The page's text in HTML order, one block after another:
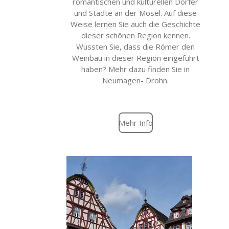
und Städte an der Mosel. Auf diese
Weise lernen Sie auch die Geschichte
dieser schönen Region kennen.
Wussten Sie, dass die Römer den
Weinbau in dieser Region eingeführt
haben? Mehr dazu finden Sie in
Neumagen- Drohn.
Mehr Info